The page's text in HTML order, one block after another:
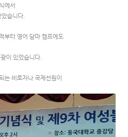
에서
습니다.
부터 영어 담마 캠프에도
이 있었습니다.
는 비로자나 국제선원이